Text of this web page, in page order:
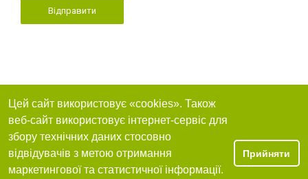
Відправити
Цей сайт використовує «cookies». Також
веб-сайт використовує інтернет-сервіс для
збору технічних даних стосовно
відвідувачів з метою отримання
маркетингової та статистичної інформації.
Прийняти